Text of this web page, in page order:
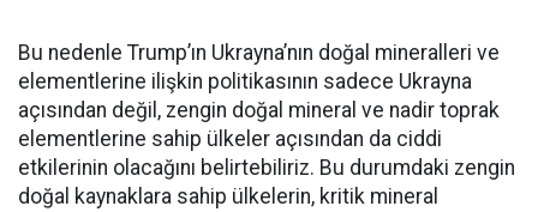
Bu nedenle Trump’ın Ukrayna’nın doğal mineralleri ve
elementlerine ilişkin politikasının sadece Ukrayna
açısından değil, zengin doğal mineral ve nadir toprak
elementlerine sahip ülkeler açısından da ciddi
etkilerinin olacağını belirtebiliriz. Bu durumdaki zengin
doğal kaynaklara sahip ülkelerin, kritik mineral